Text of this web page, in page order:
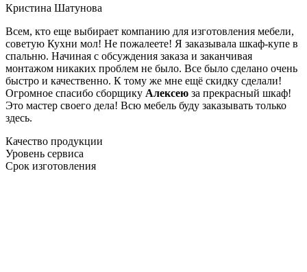
Кристина Шатунова
Всем, кто еще выбирает компанию для изготовления мебели,
советую Кухни мол! Не пожалеете! Я заказывала шкаф-купе в
спальню. Начиная с обсуждения заказа и заканчивая
монтажом никаких проблем не было. Все было сделано очень
быстро и качественно. К тому же мне ещё скидку сделали!
Огромное спасибо сборщику Алексею за прекрасный шкаф!
Это мастер своего дела! Всю мебель буду заказывать только
здесь.
Качество продукции
Уровень сервиса
Срок изготовления